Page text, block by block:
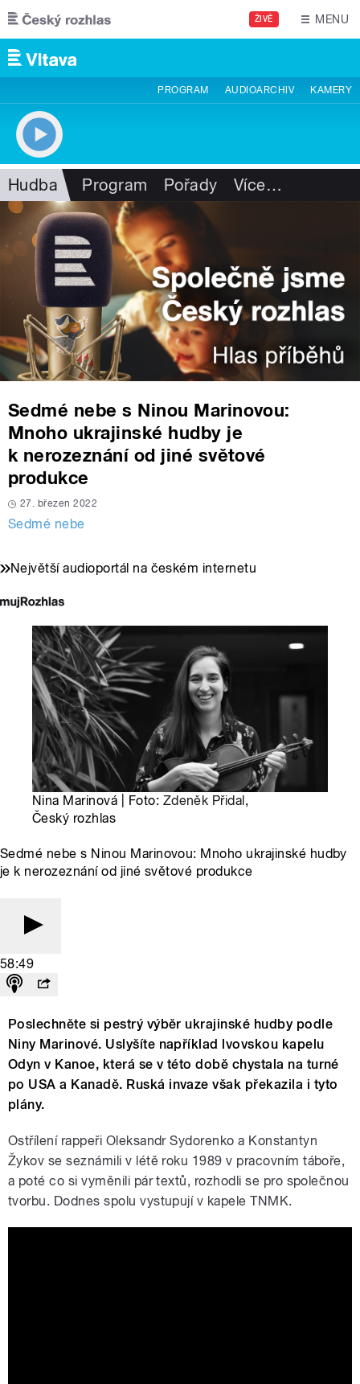
Přejít k hlavnímu obsahu
ŽIVĚ MENU
PROGRAM AUDIOARCHIV KAMERY
Hudba Program Pořady Více…
Sedmé nebe s Ninou Marinovou:
Mnoho ukrajinské hudby je
k nerozeznání od jiné světové
produkce
27. březen 2022
Sedmé nebe
Největší audioportál na českém internetu
Nina Marinová | Foto: Zdeněk Přidal,
Český rozhlas
Sedmé nebe s Ninou Marinovou: Mnoho ukrajinské hudby
je k nerozeznání od jiné světové produkce
58:49
Poslechněte si pestrý výběr ukrajinské hudby podle
Niny Marinové. Uslyšíte například lvovskou kapelu
Odyn v Kanoe, která se v této době chystala na turné
po USA a Kanadě. Ruská invaze však překazila i tyto
plány.
Ostřílení rappeři Oleksandr Sydorenko a Konstantyn
Žykov se seznámili v létě roku 1989 v pracovním táboře,
a poté co si vyměnili pár textů, rozhodli se pro společnou
tvorbu. Dodnes spolu vystupují v kapele TNMK.